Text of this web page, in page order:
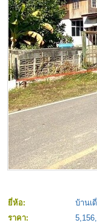
ยี่ห้อ: บ้านเ
ราคา: